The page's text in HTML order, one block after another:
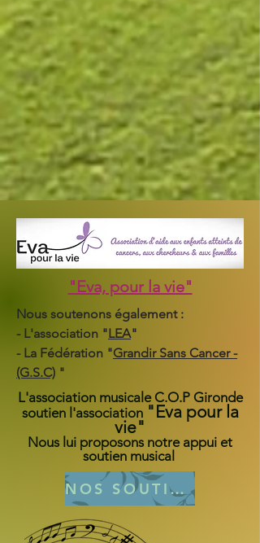
"Eva, pour la vie"
Nous soutenons également :
- L'association "LEA"
- La Fédération "Grandir Sans Cancer -
(G.S.C) "
L'association musicale C.O.P Gironde
soutien l'association "Eva pour la
vie"
Nous lui proposons notre appui et
soutien musical
NOS SOUTIENS